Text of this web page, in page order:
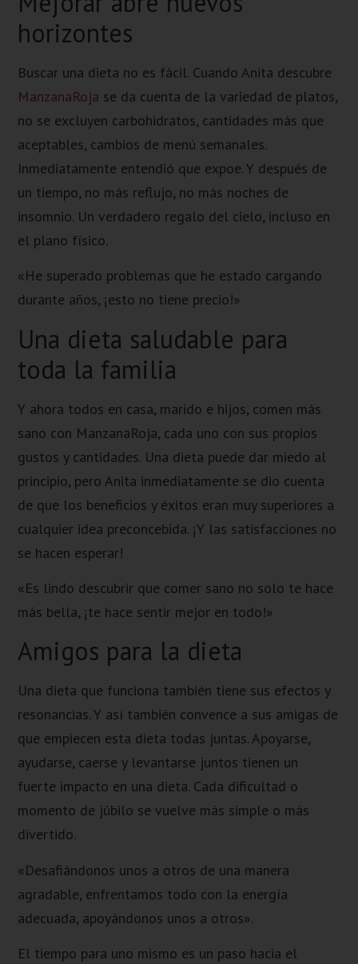
horizontes
Buscar una dieta no es fácil. Cuando Anita descubre
ManzanaRoja se da cuenta de la variedad de platos,
no se excluyen carbohidratos, cantidades más que
aceptables, cambios de menú semanales.
Inmediatamente entendió que expoe. Y después de
un tiempo, no más reflujo, no más noches de
insomnio. Un verdadero regalo del cielo, incluso en
el plano físico.
«He superado problemas que he estado cargando
durante años, ¡esto no tiene precio!»
Una dieta saludable para
toda la familia
Y ahora todos en casa, marido e hijos, comen más
sano con ManzanaRoja, cada uno con sus propios
gustos y cantidades. Una dieta puede dar miedo al
principio, pero Anita inmediatamente se dio cuenta
de que los beneficios y éxitos eran muy superiores a
cualquier idea preconcebida. ¡Y las satisfacciones no
se hacen esperar!
«Es lindo descubrir que comer sano no solo te hace
más bella, ¡te hace sentir mejor en todo!»
Amigos para la dieta
Una dieta que funciona también tiene sus efectos y
resonancias. Y así también convence a sus amigas de
que empiecen esta dieta todas juntas. Apoyarse,
ayudarse, caerse y levantarse juntos tienen un
fuerte impacto en una dieta. Cada dificultad o
momento de júbilo se vuelve más simple o más
divertido.
«Desafiándonos unos a otros de una manera
agradable, enfrentamos todo con la energía
adecuada, apoyándonos unos a otros».
El tiempo para uno mismo es un paso hacia el